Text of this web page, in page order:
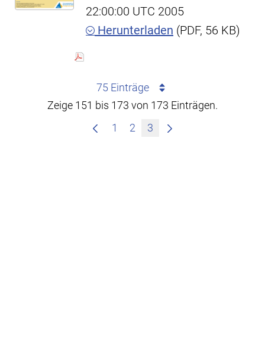
22:00:00 UTC 2005
Herunterladen (PDF, 56 KB)
75 Einträge
Zeige 151 bis 173 von 173 Einträgen.
1
2 3